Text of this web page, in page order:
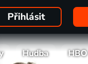
Přihlásit
Hudba HBO